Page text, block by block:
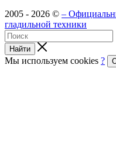
2005 - 2026 © –
гладильной техники
Найти
Мы используем cookies ?